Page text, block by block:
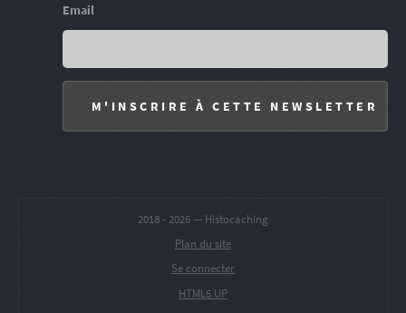
Email
2018 - 2026 — Histocaching
Plan du site
Se connecter
HTML5 UP